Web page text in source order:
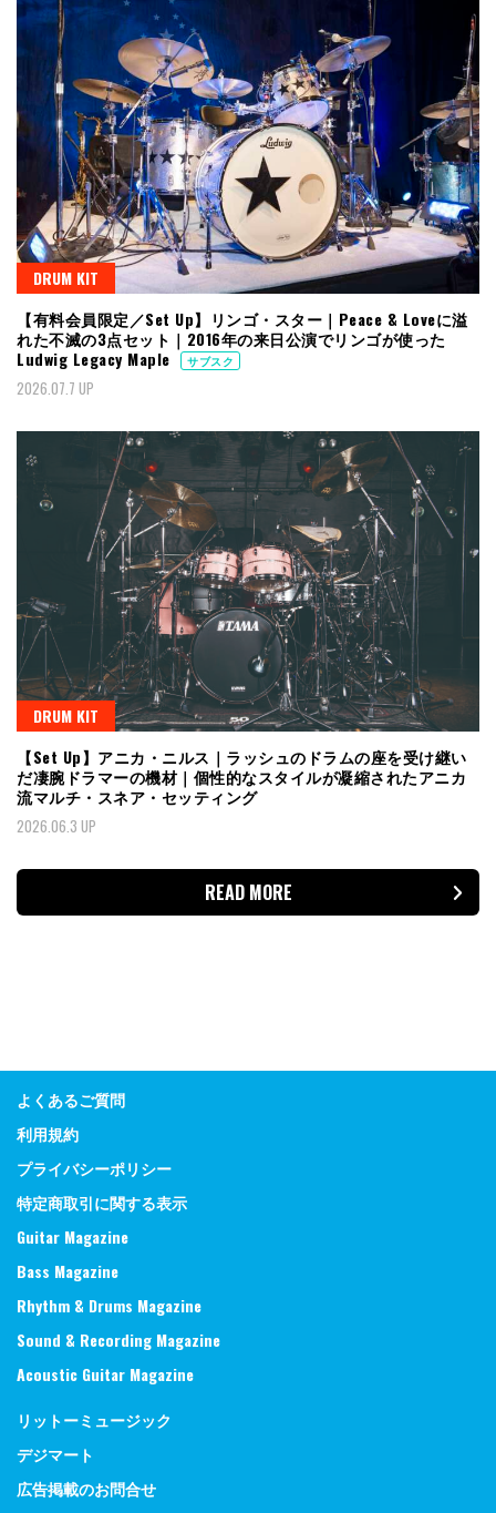
DRUM KIT
【有料会員限定／Set Up】リンゴ・スター｜Peace & Loveに溢
れた不滅の3点セット｜2016年の来日公演でリンゴが使った
Ludwig Legacy Maple
サブスク
2026.07.7 UP
DRUM KIT
【Set Up】アニカ・ニルス｜ラッシュのドラムの座を受け継い
だ凄腕ドラマーの機材｜個性的なスタイルが凝縮されたアニカ
流マルチ・スネア・セッティング
2026.06.3 UP
READ MORE
よくあるご質問
利用規約
プライバシーポリシー
特定商取引に関する表示
Guitar Magazine
Bass Magazine
Rhythm & Drums Magazine
Sound & Recording Magazine
Acoustic Guitar Magazine
リットーミュージック
デジマート
広告掲載のお問合せ